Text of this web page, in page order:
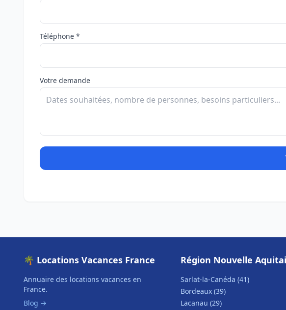
Téléphone *
Votre demande
🌴 Locations Vacances France
Annuaire des locations vacances en
France.
Blog →
Région Nouvelle
Sarlat-la-Canéda (41)
Bordeaux (39)
Lacanau (29)